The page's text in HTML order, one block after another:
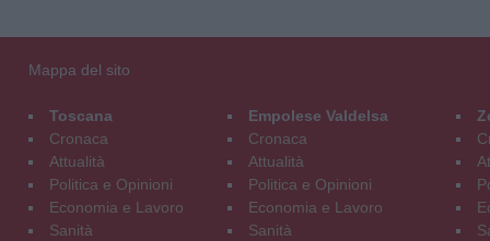
Mappa del sito
Toscana
Cronaca
Attualità
Politica e Opinioni
Economia e Lavoro
Sanità
Empolese Valdelsa
Cronaca
Attualità
Politica e Opinioni
Economia e Lavoro
Sanità